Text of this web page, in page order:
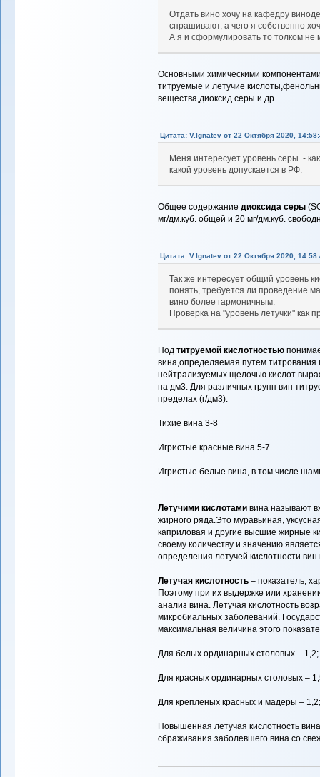
Отдать вино хочу на кафедру
спрашивают, а чего я собственно
А я и сформулировать то толком не
Основными химическими
титруемые и летучие
вещества,диоксид серы и др.
Цитата: V.Ignatev от 22 Октября 2020,
Меня интересует уровень серы -
какой уровень допускается в РФ.
Общее содержание диоксида серы
мг/дм.куб. общей и 20 мг/дм.куб.
Цитата: V.Ignatev от 22 Октября 2020,
Так же интересует общий уровень
понять, требуется ли проведение
вино более гармоничным.
Проверка на "уровень летучки" как
Под титруемой кислотностью
вина,определяемая путем
нейтрализуемых щелочью кислот
на дм3. Для различных групп вин
пределах (г/дм3):
Тихие вина 3-8
Игристые красные вина 5-7
Игристые белые вина, в том числе
Летучими кислотамивина называют
жирного ряда.Это муравьиная,
каприловая и другие высшие жирные
своему количеству и значению
определения летучей кислотности вин
Летучая кислотность – показатель,
Поэтому при их выдержке или
анализ вина. Летучая кислотность
микробиальных заболеваний.
максимальная величина этого
Для белых ординарных столовых – 1,2;
Для красных ординарных столовых –
Для крепленых красных и мадеры –
Повышенная летучая кислотность
сбраживания заболевшего вина со